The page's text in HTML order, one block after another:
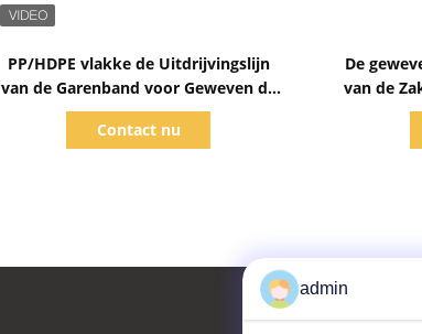
PP/HDPE vlakke de Uitdrijvingslijn
van de Garenband voor Geweven de
Containerzakken van de Cementzak
Contact nu
De
van de
van
admin